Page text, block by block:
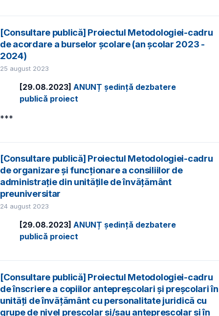
[Consultare publică] Proiectul Metodologiei-cadru
de acordare a burselor școlare (an școlar 2023 -
2024)
25 august 2023
[29.08.2023] ANUNȚ ședință dezbatere
publică proiect
***
[Consultare publică] Proiectul Metodologiei-cadru
de organizare şi funcţionare a consiliilor de
administraţie din unităţile de învăţământ
preuniversitar
24 august 2023
[29.08.2023] ANUNȚ ședință dezbatere
publică proiect
[Consultare publică] Proiectul Metodologiei-cadru
de înscriere a copiilor antepreșcolari și preșcolari în
unități de învățământ cu personalitate juridică cu
grupe de nivel preșcolar și/sau antepreșcolar și în